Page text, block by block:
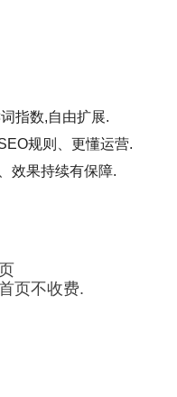
指数,自由扩展.
规则、更懂运营.
效果持续有保障.
页不收费.